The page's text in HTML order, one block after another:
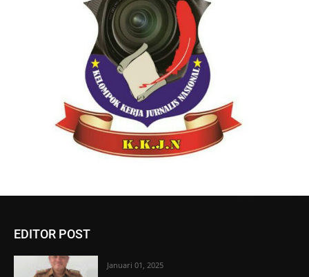
EDITOR POST
Januari 01, 2025